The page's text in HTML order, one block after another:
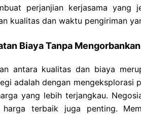
perjanjian kerjasama yang
kualitas dan waktu pengiriman
Biaya Tanpa
antara kualitas dan biaya
adalah dengan
yang lebih terjangkau.
harga terbaik juga penting.